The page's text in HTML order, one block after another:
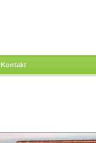
Kontakt